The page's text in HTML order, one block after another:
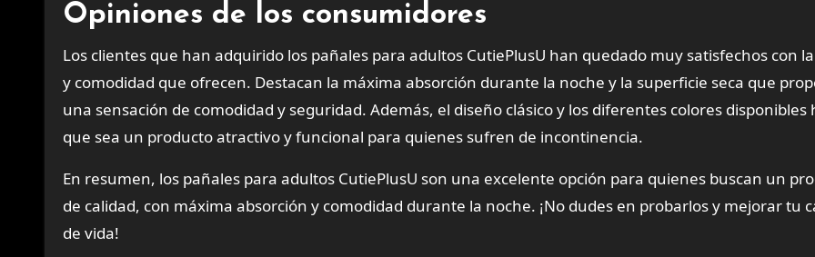
Opiniones de los consumidores
Los clientes que han adquirido los pañales para adultos CutiePlusU han quedado muy satisfechos con
y comodidad que ofrecen. Destacan la máxima absorción durante la noche y la superficie seca que
una sensación de comodidad y seguridad. Además, el diseño clásico y los diferentes colores disponibles
que sea un producto atractivo y funcional para quienes sufren de incontinencia.
En resumen, los pañales para adultos CutiePlusU son una excelente opción para quienes buscan un
de calidad, con máxima absorción y comodidad durante la noche. ¡No dudes en probarlos y mejorar tu
de vida!